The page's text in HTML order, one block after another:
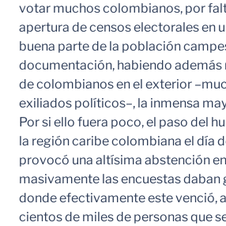
votar muchos colombianos, por
apertura de censos electorales en
buena parte de la población
documentación, habiendo además
de colombianos en el exterior
exiliados políticos–, la inmensa
Por si ello fuera poco, el paso del
la región caribe colombiana el día
provocó una altísima abstención
masivamente las encuestas daban
donde efectivamente este venció,
cientos de miles de personas que